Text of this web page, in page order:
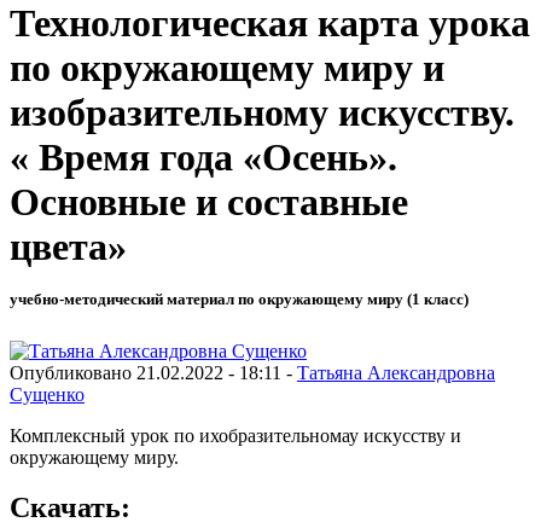
Технологическая карта урока
по окружающему миру и
изобразительному искусству.
« Время года «Осень».
Основные и составные
цвета»
учебно-методический материал по окружающему миру (1 класс)
Опубликовано 21.02.2022 - 18:11 - Татьяна Александровна
Сущенко
Комплексный урок по ихобразительномау искусству и
окружающему миру.
Скачать: